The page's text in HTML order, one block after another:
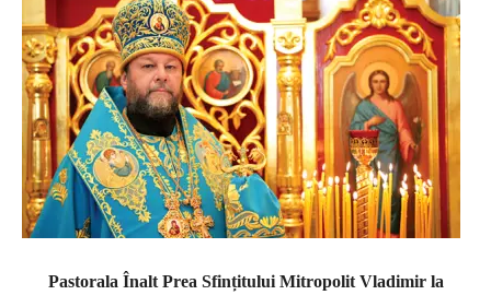
Pastorala Înalt Prea Sfințitului Mitropolit Vladimir la